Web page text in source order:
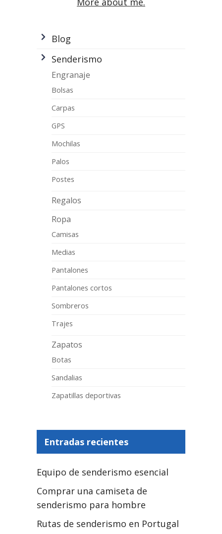
Blog
Senderismo
Engranaje
Bolsas
Carpas
GPS
Mochilas
Palos
Postes
Regalos
Ropa
Camisas
Medias
Pantalones
Pantalones cortos
Sombreros
Trajes
Zapatos
Botas
Sandalias
Zapatillas deportivas
Entradas recientes
Equipo de senderismo esencial
Comprar una camiseta de
senderismo para hombre
Rutas de senderismo en Portugal